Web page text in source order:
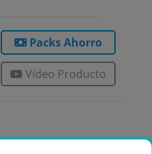
Packs Ahorro
Vídeo Producto